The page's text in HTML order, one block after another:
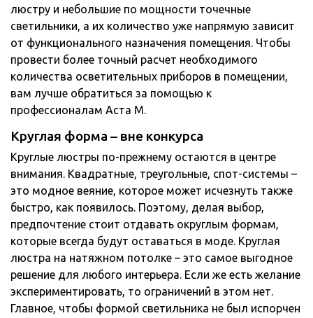
люстру и небольшие по мощности точечные
светильники, а их количество уже напрямую зависит
от функционального назначения помещения. Чтобы
провести более точный расчет необходимого
количества осветительных приборов в помещении,
вам лучше обратиться за помощью к
профессионалам Аста М.
Круглая форма – вне конкурса
Круглые люстры по-прежнему остаются в центре
внимания. Квадратные, треугольные, спот-системы –
это модное веяние, которое может исчезнуть также
быстро, как появилось. Поэтому, делая выбор,
предпочтение стоит отдавать округлым формам,
которые всегда будут оставаться в моде. Круглая
люстра на натяжном потолке – это самое выгодное
решение для любого интерьера. Если же есть желание
экспериментировать, то ограничений в этом нет.
Главное, чтобы формой светильника не был испорчен